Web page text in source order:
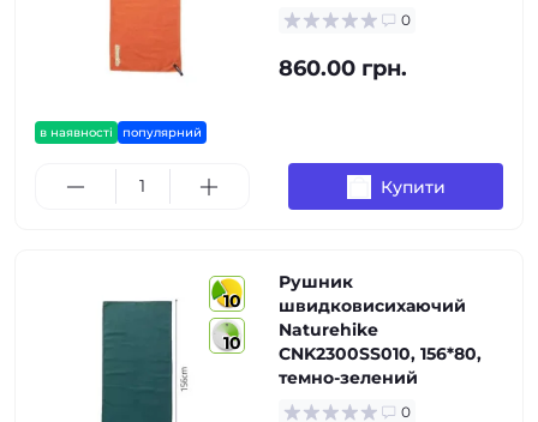
в наявності популярний
0
860.00 грн.
Купити
10
10
Рушник
швидковисихаючий
Naturehike
CNK2300SS010, 156*80,
темно-зелений
0